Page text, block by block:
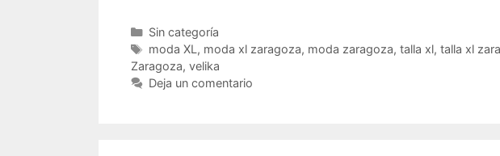
está
Categorías
Sin categoría
Etiquetas
moda XL, moda xl zaragoza, moda zaragoza, talla xl, talla xl
Zaragoza, velika
Deja un comentario